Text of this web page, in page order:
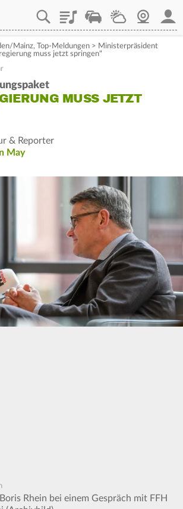
PlaylistStaupilotWetterWebcam
Mainz, Top-Meldungen > Ministerpräsident
muss jetzt springen"
MUSS JETZT
& Reporter
May
Rhein bei einem Gespräch mit FFH